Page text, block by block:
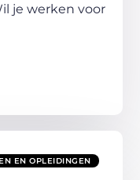
je werken voor
EN OPLEIDINGEN